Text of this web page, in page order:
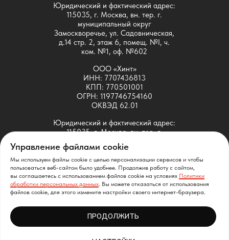
Управление файлами cookie
Мы используем файлы cookie с целью персонализации сервисов и чтобы
пользоваться веб-сайтом было удобнее. Продолжив работу с сайтом,
вы соглашаетесь с использованием файлов cookie на условиях Политики
обработки персональных данных. Вы можете отказаться от использования
файлов cookie, для этого измените настройки своего интернет-браузера.
ПРОДОЛЖИТЬ
Юридический и фактический адрес:
115035, г. Москва, вн. тер. г.
муниципальный округ
Замоскворечье, ул. Садовническая,
д.14 стр. 2, этаж 6, помещ. №I, ч.
ком. №1, оф. №602
ООО «Хинт»
ИНН: 7707436813
КПП: 770501001
ОГРН: 1197746754160
ОКВЭД 62.01
Юридический и фактический адрес:
115035, г. Москва, вн. тер. г.
муниципальный округ
Замоскворечье, ул. Садовническая,
д.14 стр. 2, этаж 6, помещ. №I, ч.
ком. №1, оф. №601
ООО «Хинт» принадлежит исключительное право на
следующие ПО собственной разработки: SDMT
(свидетельство Роспатента № 2021664037), SATT
(свидетельство Роспатента № 2021663917)